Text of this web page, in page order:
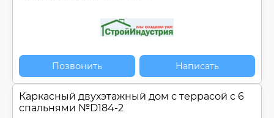
Позвонить Написать
Каркасный двухэтажный дом c террасой с 6
спальнями №D184-2